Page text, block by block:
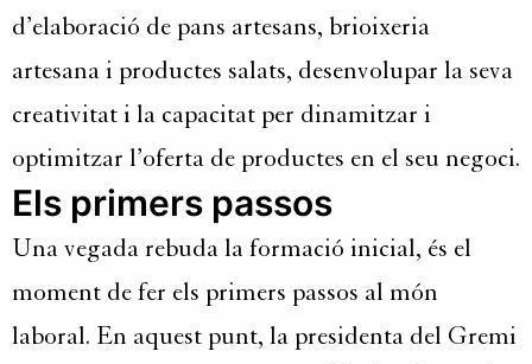
d’elaboració de pans artesans, brioixeria
artesana i productes salats, desenvolupar la seva
creativitat i la capacitat per dinamitzar i
optimitzar l’oferta de productes en el seu negoci.
Els primers passos
Una vegada rebuda la formació inicial, és el
moment de fer els primers passos al món
laboral. En aquest punt, la presidenta del Gremi